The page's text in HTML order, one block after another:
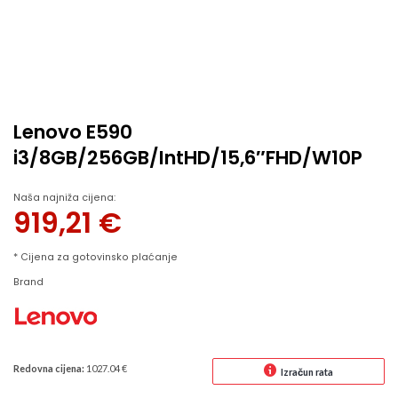
Lenovo E590
i3/8GB/256GB/IntHD/15,6″FHD/W10P
Naša najniža cijena:
919,21 €
* Cijena za gotovinsko plaćanje
Brand
Redovna cijena: 1027.04 € Izračun rata